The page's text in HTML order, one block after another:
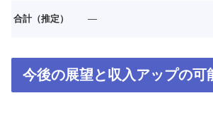
合計（推定） —
今後の展望と収入アップの可